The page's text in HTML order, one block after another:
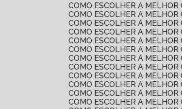
COMO ESCOLHER A
COMO ESCOLHER A
COMO ESCOLHER A
COMO ESCOLHER A
COMO ESCOLHER A
COMO ESCOLHER A
COMO ESCOLHER A
COMO ESCOLHER A
COMO ESCOLHER A
COMO ESCOLHER A
COMO ESCOLHER A
COMO ESCOLHER A